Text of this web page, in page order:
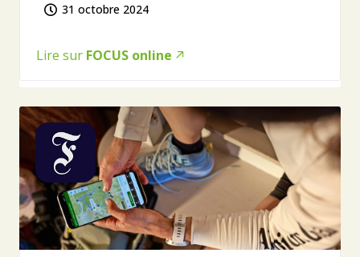
31 octobre 2024
Lire sur FOCUS online